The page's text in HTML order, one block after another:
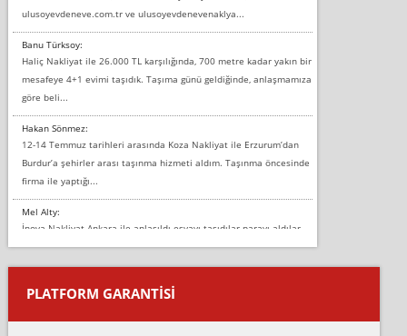
ulusoyevdeneve.com.tr ve ulusoyevdenevenaklya...
Banu Türksoy:
Haliç Nakliyat ile 26.000 TL karşılığında, 700 metre kadar yakın bir
mesafeye 4+1 evimi taşıdık. Taşıma günü geldiğinde, anlaşmamıza
göre beli...
Hakan Sönmez:
12-14 Temmuz tarihleri arasında Koza Nakliyat ile Erzurum’dan
Burdur’a şehirler arası taşınma hizmeti aldım. Taşınma öncesinde
firma ile yaptığı...
Mel Alty:
İnova Nakliyat Ankara ile anlaşıldı eşyayı taşıdılar parayı aldılar.
Salon duvarına bir baktım birisi boydan alüminyum renkli bantı
yapıştırm...
Murat:
PLATFORM GARANTİSİ